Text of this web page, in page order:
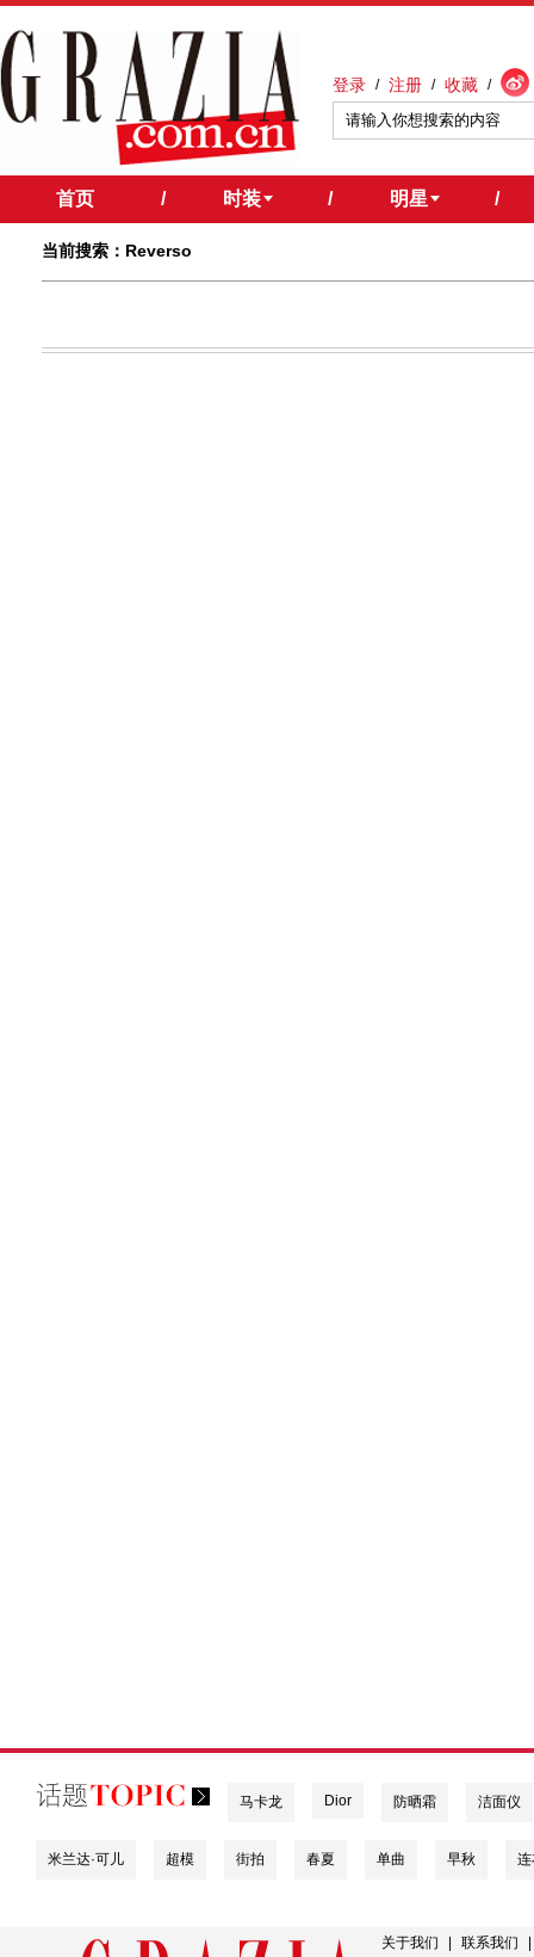
登录 / 注册 / 收藏 /
首页 / 时装 / 明星 /
当前搜索：Reverso
马卡龙 Dior 防晒霜 洁面仪
米兰达·可儿 超模 街拍 春夏 单曲 早秋
关于我们 联系我们